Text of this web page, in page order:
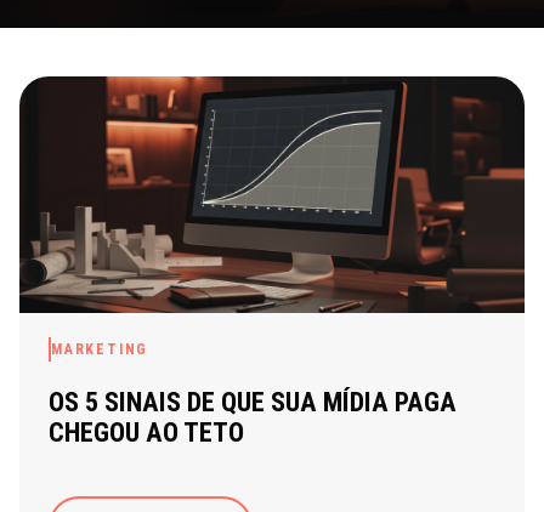
MARKETING
OS 5 SINAIS DE QUE SUA MÍDIA PAGA
CHEGOU AO TETO